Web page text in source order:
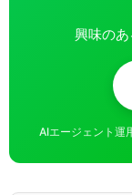
興味の
AIエージェント運